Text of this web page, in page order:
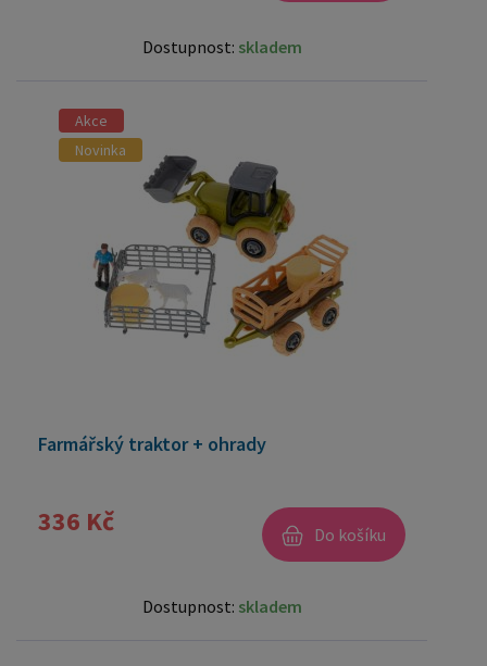
Dostupnost: skladem
Akce
Novinka
Farmářský traktor + ohrady
336 Kč Do košíku
Dostupnost: skladem